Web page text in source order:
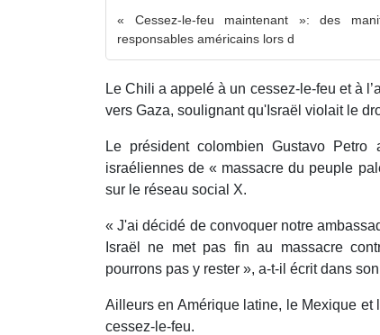
« Cessez-le-feu maintenant »: des
responsables américains lors d
Le Chili a appelé à un cessez-le-feu et à
vers Gaza, soulignant qu'Israël violait le
Le président colombien Gustavo
israéliennes de « massacre du peuple
sur le réseau social X.
« J'ai décidé de convoquer notre
Israël ne met pas fin au massacre
pourrons pas y rester », a-t-il écrit dans
Ailleurs en Amérique latine, le Mexique
cessez-le-feu.